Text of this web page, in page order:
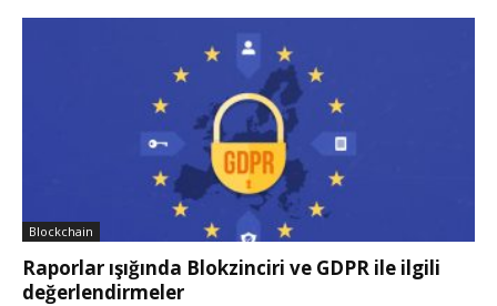
Blockchain
Raporlar ışığında Blokzinciri ve GDPR ile ilgili
değerlendirmeler